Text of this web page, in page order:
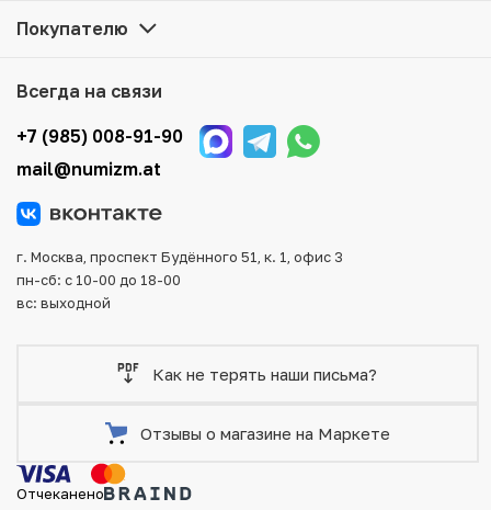
Для вашего удобства представлены несколько способов
оплаты и доставки заказа. Все отправления надежно и
тщательно упаковываются, что исключает возможность
повреждения во время доставки.
Покупателю
Всегда на связи
+7 (985) 008-91-90
mail@numizm.at
г. Москва, проспект Будённого 51, к. 1, офис 3
пн-сб: с 10-00 до 18-00
вс: выходной
Как не терять наши письма?
Отзывы о магазине на Маркете
Отчеканено